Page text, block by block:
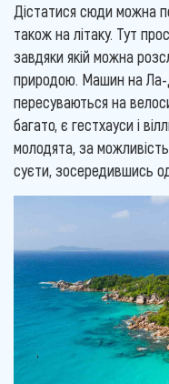
Дістатися сюди можна
також на літаку. Тут
завдяки якій можна
природою. Машин на Ла-
пересуваються на
багато, є гестхауси і
молодята, за
суєти, зосередившись